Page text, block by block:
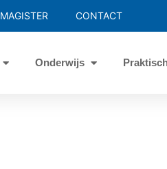
MAGISTER CONTACT
Onderwijs